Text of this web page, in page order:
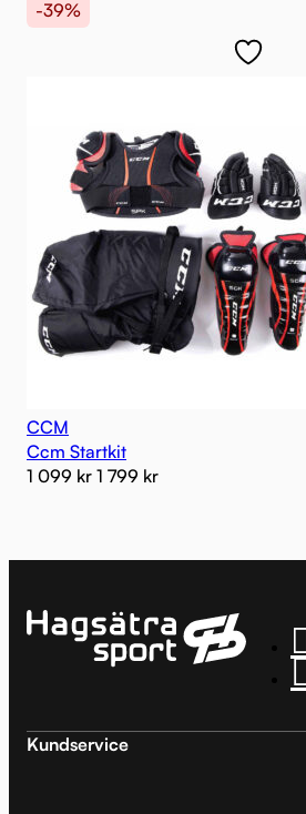
-39%
CCM
Ccm Startkit
1 099 kr 1 799 kr
Kundservice